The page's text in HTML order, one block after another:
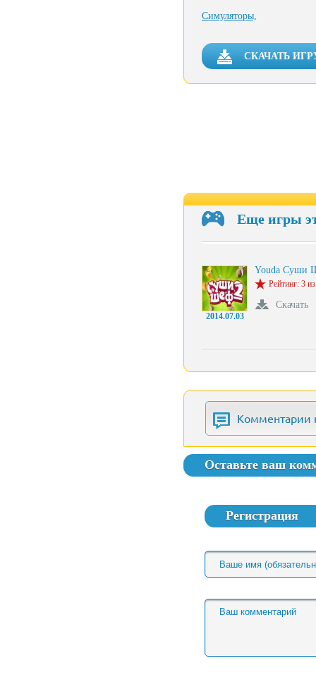
Симуляторы,
СКАЧАТЬ
Еще игры
2014.07.03
Youda Суши
Рейтинг: 3
Скачать
Комментарии
Оставьте ваш
Регистрация